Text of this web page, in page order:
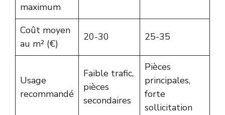
maximum
Coût moyen
au m² (€)
20-30 25-35
Usage
recommandé
Faible trafic,
pièces
secondaires
Pièces
principales,
forte
sollicitation